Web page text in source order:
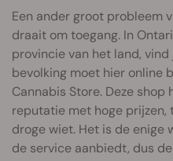
Een ander groot probleem
draait om toegang. In
provincie van het land, vind
bevolking moet hier online
Cannabis Store. Deze
reputatie met hoge prijzen,
droge wiet. Het is de enige
de service aanbiedt, dus